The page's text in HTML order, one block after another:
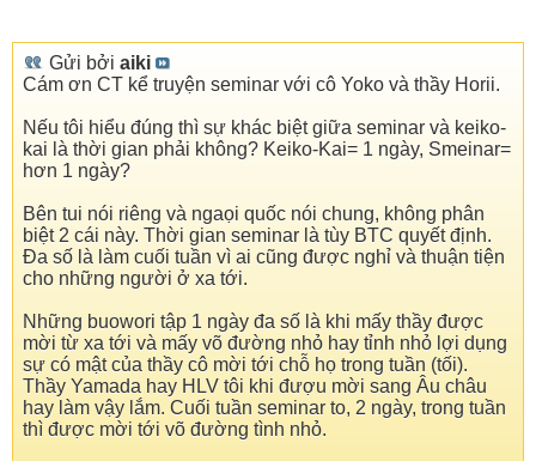
Gửi bởi aiki
Cám ơn CT kể truyện seminar với cô Yoko và thầy Horii.
Nếu tôi hiểu đúng thì sự khác biệt giữa seminar và keiko-
kai là thời gian phải không? Keiko-Kai= 1 ngày, Smeinar=
hơn 1 ngày?
Bên tui nói riêng và ngaọi quốc nói chung, không phân
biệt 2 cái này. Thời gian seminar là tùy BTC quyết định.
Đa số là làm cuối tuần vì ai cũng được nghỉ và thuận tiện
cho những người ở xa tới.
Những buowori tập 1 ngày đa số là khi mấy thầy được
mời từ xa tới và mấy võ đường nhỏ hay tỉnh nhỏ lợi dụng
sự có mật của thầy cô mời tới chỗ họ trong tuần (tối).
Thầy Yamada hay HLV tôi khi đượu mời sang Âu châu
hay làm vậy lắm. Cuối tuần seminar to, 2 ngày, trong tuần
thì được mời tới võ đường tình nhỏ.